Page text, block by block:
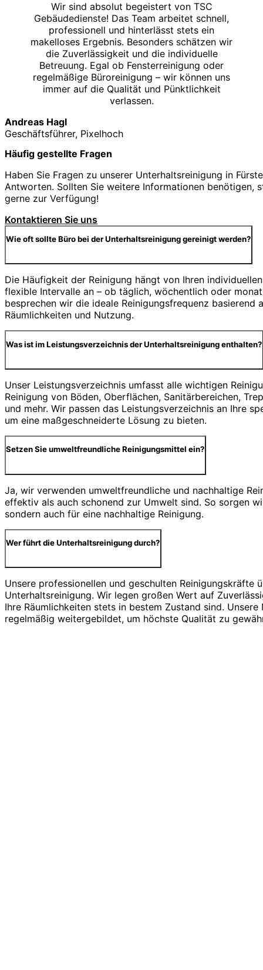
Wir sind absolut begeistert von TSC
Gebäudedienste! Das Team arbeitet schnell,
professionell und hinterlässt stets ein
makelloses Ergebnis. Besonders schätzen wir
die Zuverlässigkeit und die individuelle
Betreuung. Egal ob Fensterreinigung oder
regelmäßige Büroreinigung – wir können uns
immer auf die Qualität und Pünktlichkeit
verlassen.
Andreas Hagl
Geschäftsführer, Pixelhoch
Häufig gestellte Fragen
Haben Sie Fragen zu unserer Unterhaltsreinigung in
Antworten. Sollten Sie weitere Informationen benötigen,
gerne zur Verfügung!
Kontaktieren Sie uns
Wie oft sollte Büro bei der Unterhaltsreinigung gereinigt werden?
Die Häufigkeit der Reinigung hängt von Ihren
flexible Intervalle an – ob täglich, wöchentlich oder
besprechen wir die ideale Reinigungsfrequenz basierend
Räumlichkeiten und Nutzung.
Was ist im Leistungsverzeichnis der Unterhaltsreinigung enthalten?
Unser Leistungsverzeichnis umfasst alle wichtigen
Reinigung von Böden, Oberflächen, Sanitärbereichen,
und mehr. Wir passen das Leistungsverzeichnis an Ihre
um eine maßgeschneiderte Lösung zu bieten.
Setzen Sie umweltfreundliche Reinigungsmittel ein?
Ja, wir verwenden umweltfreundliche und nachhaltige
effektiv als auch schonend zur Umwelt sind. So sorgen
sondern auch für eine nachhaltige Reinigung.
Wer führt die Unterhaltsreinigung durch?
Unsere professionellen und geschulten Reinigungskräfte
Unterhaltsreinigung. Wir legen großen Wert auf
Ihre Räumlichkeiten stets in bestem Zustand sind.
regelmäßig weitergebildet, um höchste Qualität zu